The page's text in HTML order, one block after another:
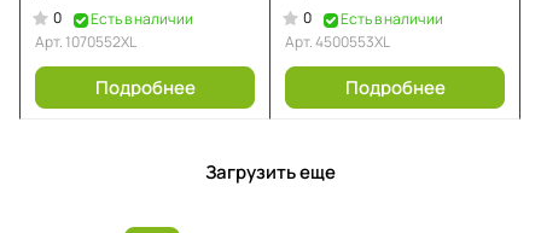
0
Есть в наличии
Арт. 1070552XL
Подробнее
0
Есть в наличии
Арт.4500553XL
Подробнее
Загрузить еще